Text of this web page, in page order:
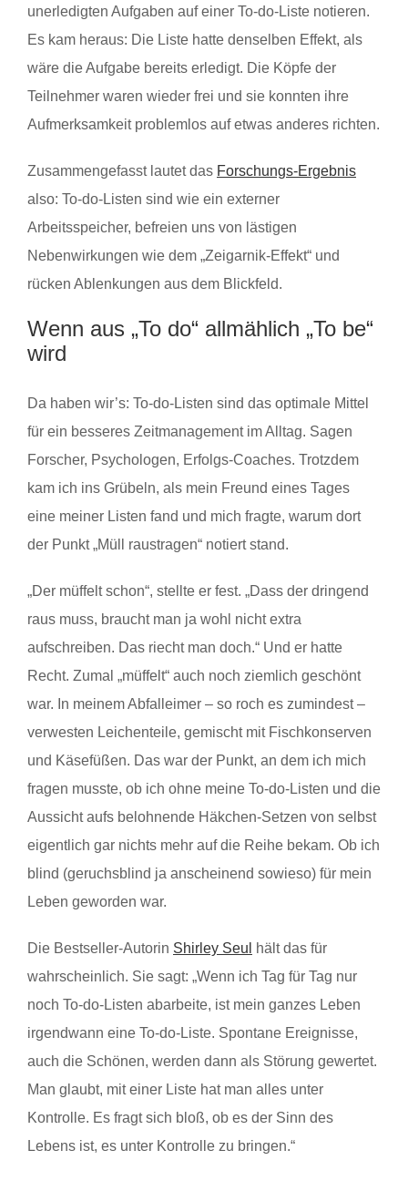
unerledigten Aufgaben auf einer To-do-Liste notieren.
Es kam heraus: Die Liste hatte denselben Effekt, als
wäre die Aufgabe bereits erledigt. Die Köpfe der
Teilnehmer waren wieder frei und sie konnten ihre
Aufmerksamkeit problemlos auf etwas anderes richten.
Zusammengefasst lautet das Forschungs-Ergebnis
also: To-do-Listen sind wie ein externer
Arbeitsspeicher, befreien uns von lästigen
Nebenwirkungen wie dem „Zeigarnik-Effekt“ und
rücken Ablenkungen aus dem Blickfeld.
Wenn aus „To do“ allmählich „To be“
wird
Da haben wir’s: To-do-Listen sind das optimale Mittel
für ein besseres Zeitmanagement im Alltag. Sagen
Forscher, Psychologen, Erfolgs-Coaches. Trotzdem
kam ich ins Grübeln, als mein Freund eines Tages
eine meiner Listen fand und mich fragte, warum dort
der Punkt „Müll raustragen“ notiert stand.
„Der müffelt schon“, stellte er fest. „Dass der dringend
raus muss, braucht man ja wohl nicht extra
aufschreiben. Das riecht man doch.“ Und er hatte
Recht. Zumal „müffelt“ auch noch ziemlich geschönt
war. In meinem Abfalleimer – so roch es zumindest –
verwesten Leichenteile, gemischt mit Fischkonserven
und Käsefüßen. Das war der Punkt, an dem ich mich
fragen musste, ob ich ohne meine To-do-Listen und die
Aussicht aufs belohnende Häkchen-Setzen von selbst
eigentlich gar nichts mehr auf die Reihe bekam. Ob ich
blind (geruchsblind ja anscheinend sowieso) für mein
Leben geworden war.
Die Bestseller-Autorin Shirley Seul
hält das für
wahrscheinlich. Sie sagt: „Wenn ich Tag für Tag nur
noch To-do-Listen abarbeite, ist mein ganzes Leben
irgendwann eine To-do-Liste. Spontane Ereignisse,
auch die Schönen, werden dann als Störung gewertet.
Man glaubt, mit einer Liste hat man alles unter
Kontrolle. Es fragt sich bloß, ob es der Sinn des
Lebens ist, es unter Kontrolle zu bringen.“